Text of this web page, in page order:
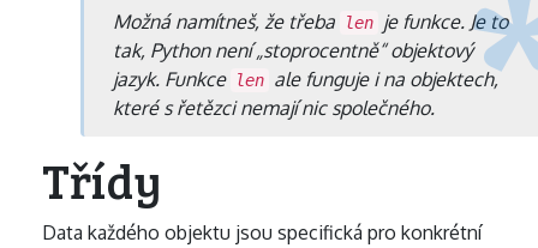
Možná namítneš, že třeba len je funkce. Je to
tak, Python není „stoprocentně“ objektový
jazyk. Funkce len ale funguje i na objektech,
které s řetězci nemají nic společného.
Třídy
Data každého objektu jsou specifická pro konkrétní